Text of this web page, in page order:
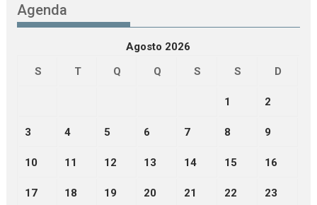
Agenda
Agosto 2026
S
T Q Q S S D
1 2
3 4 5 6 7 8 9
10 11 12 13 14 15 16
17 18 19 20 21 22 23